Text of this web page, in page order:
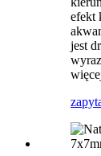
efekt
jest